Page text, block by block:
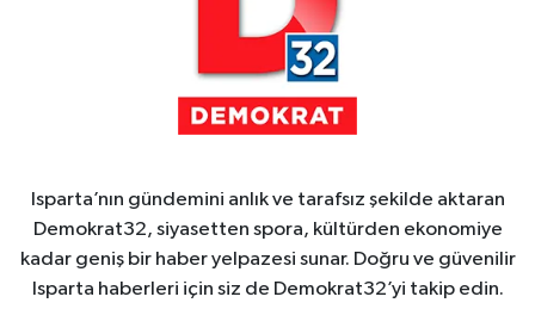
Isparta’nın gündemini anlık ve tarafsız şekilde aktaran
Demokrat32, siyasetten spora, kültürden ekonomiye
kadar geniş bir haber yelpazesi sunar. Doğru ve güvenilir
Isparta haberleri için siz de Demokrat32’yi takip edin.